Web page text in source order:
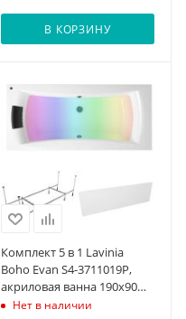
силиконовый
подголовник, лицевой
В КОРЗИНУ
Комплект 5 в 1 Lavinia
Boho Evan S4-3711019P,
акриловая ванна 190x90
см, усиленный
Нет в наличии